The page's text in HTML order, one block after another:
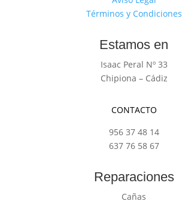
Términos y Condiciones
Estamos en
Isaac Peral Nº 33
Chipiona – Cádiz
CONTACTO
956 37 48 14
637 76 58 67
Reparaciones
Cañas